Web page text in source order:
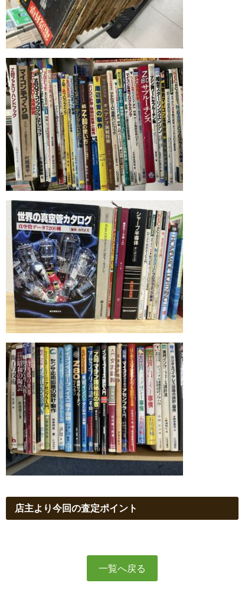
店主より今回の査定ポイント
一覧へ戻る